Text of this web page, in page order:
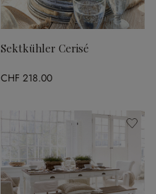
Sektkühler Cerisé
CHF 218.00